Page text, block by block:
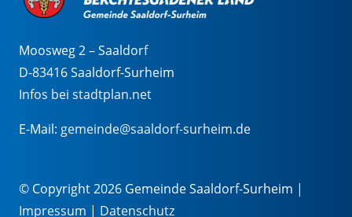
Moosweg 2 – Saaldorf
D-83416 Saaldorf-Surheim
Infos bei stadtplan.net
E-Mail: gemeinde@saaldorf-surheim.de
© Copyright 2026 Gemeinde Saaldorf-Surheim |
Impressum | Datenschutz